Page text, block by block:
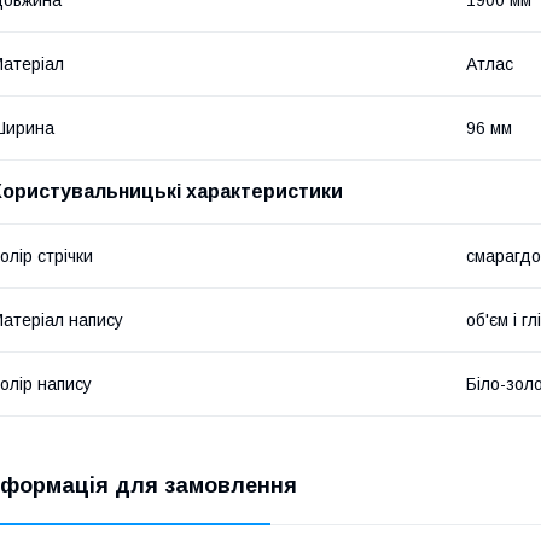
Атлас
96 мм
характеристики
стрічки
напису об'єм і
напису Біло-
для замовлення